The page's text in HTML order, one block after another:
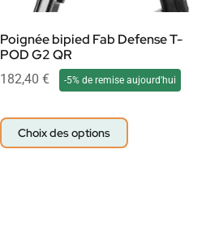
Poignée bipied Fab Defense T-
POD G2 QR
182,40 € -5% de remise aujourd'hui
Choix des options